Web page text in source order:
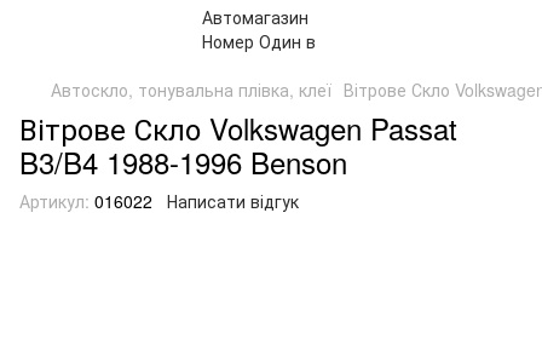
Автоскло, тонувальна плівка, клеї Вітрове Скло
Вітрове Скло Volkswagen Passat
B3/B4 1988-1996 Benson
Артикул: 016022 Написати відгук